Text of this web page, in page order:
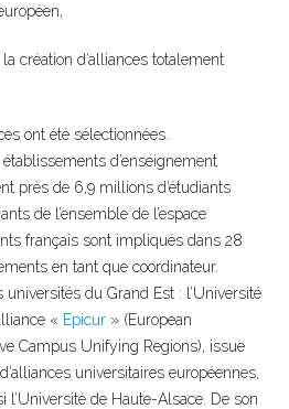
création d’alliances totalement
ont été sélectionnées.
d’enseignement
près de 6,9 millions d’étudiants
de l’ensemble de l’espace
français sont impliqués dans 28
en tant que coordinateur.
du Grand Est : l’Université
« Epicur » (European
Campus Unifying Regions), issue
universitaires européennes,
l’Université de Haute-Alsace. De son